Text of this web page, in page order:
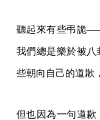
聽起來有些弔詭
我們總是樂於被八
些朝向自己的道歉
但也因為一句道歉